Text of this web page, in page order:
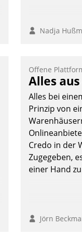
Nadja
Offene
Alles
Alles bei
Prinzip von
Credo in der
Zugegeben,
einer Hand
Jörn